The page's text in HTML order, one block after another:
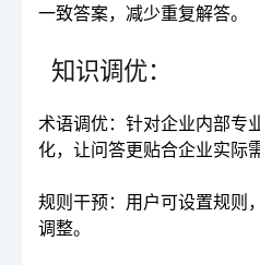
一致答案，减少重复解答。
知识调优：
术语调优：针对企业内部专
化，让问答更贴合企业实际
规则干预：用户可设置规则
调整。